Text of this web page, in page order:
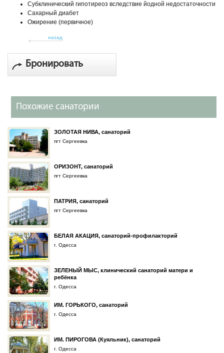
Субклинический гипотиреоз вследствие йодной недостаточности
Сахарный диабет
Ожирение (первичное)
назад
Бронировать
Похожие санатории
ЗОЛОТАЯ НИВА, санаторий
пгт Сергеевка
ОРИЗОНТ, санаторий
пгт Сергеевка
ПАТРИЯ, санаторий
пгт Сергеевка
БЕЛАЯ АКАЦИЯ, санаторий-профилакторий
г. Одесса
ЗЕЛЕНЫЙ МЫС, клинический санаторий матери и
ребёнка
г. Одесса
ИМ. ГОРЬКОГО, санаторий
г. Одесса
ИМ. ПИРОГОВА (Куяльник), санаторий
г. Одесса